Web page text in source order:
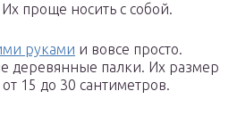
проще носить с собой.
руками и вовсе просто.
деревянные палки. Их размер
15 до 30 сантиметров.